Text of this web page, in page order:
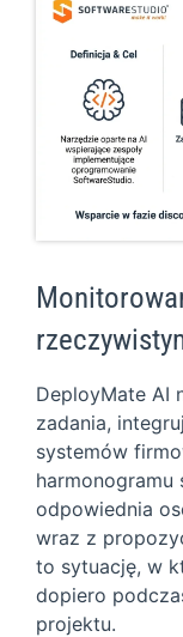
DeployMate AI
zadania,
systemów
harmonogramu
odpowiednia
wraz z
to sytuację, w
dopiero
projektu.